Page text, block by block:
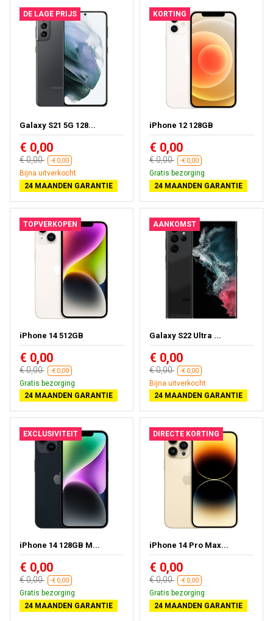
DE LAGE PRIJS
Galaxy S21 5G 128...
€ 0,00
€ 0,00 -€ 0,00
Bijna uitverkocht
24 MAANDEN GARANTIE
KORTING
iPhone 12 128GB
€ 0,00
€ 0,00 -€ 0,00
Gratis bezorging
24 MAANDEN GARANTIE
TOPVERKOPEN
iPhone 14 512GB
€ 0,00
€ 0,00 -€ 0,00
Gratis bezorging
24 MAANDEN GARANTIE
AANKOMST
Galaxy S22 Ultra ...
€ 0,00
€ 0,00 -€ 0,00
Bijna uitverkocht
24 MAANDEN GARANTIE
EXCLUSIVITEIT
iPhone 14 128GB M...
€ 0,00
€ 0,00 -€ 0,00
Gratis bezorging
24 MAANDEN GARANTIE
DIRECTE KORTING
iPhone 14 Pro Max...
€ 0,00
€ 0,00 -€ 0,00
Gratis bezorging
24 MAANDEN GARANTIE